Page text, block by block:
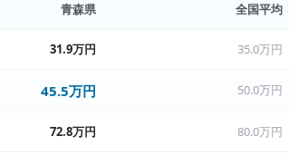
青森県 全国平均
31.9万円 35.0万円
45.5万円 50.0万円
72.8万円 80.0万円